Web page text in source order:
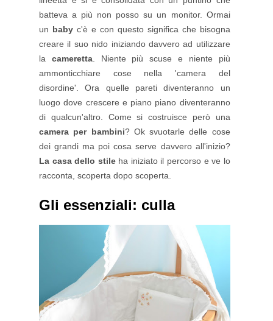
batteva a più non posso su un monitor. Ormai
un babyc'è e con questo significa che bisogna
creare il suo nido iniziando davvero ad utilizzare
la cameretta. Niente più scuse e niente più
ammonticchiare cose nella 'camera del
disordine'. Ora quelle pareti diventeranno un
luogo dove crescere e piano piano diventeranno
di qualcun'altro. Come si costruisce però una
camera per bambini? Ok svuotarle delle cose
dei grandi ma poi cosa serve davvero all'inizio?
La casa dello stileha iniziato il percorso e ve lo
racconta, scoperta dopo scoperta.
Gli essenziali: culla